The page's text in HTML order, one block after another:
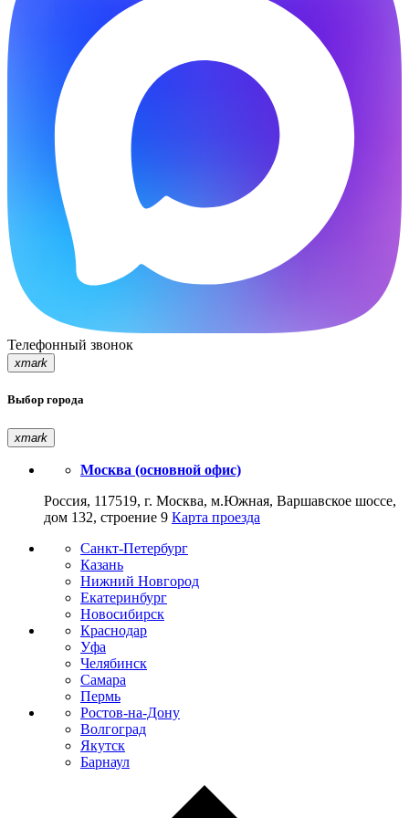
Телефонный звонок
xmark
Выбор города
xmark
Москва (основной офис)
Россия, 117519, г. Москва, м.Южная, Варшавское шоссе,
дом 132, строение 9 Карта проезда
Санкт-Петербург
Казань
Нижний Новгород
Екатеринбург
Новосибирск
Краснодар
Уфа
Челябинск
Самара
Пермь
Ростов-на-Дону
Волгоград
Якутск
Барнаул